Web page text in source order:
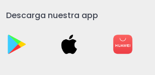
Descarga nuestra app